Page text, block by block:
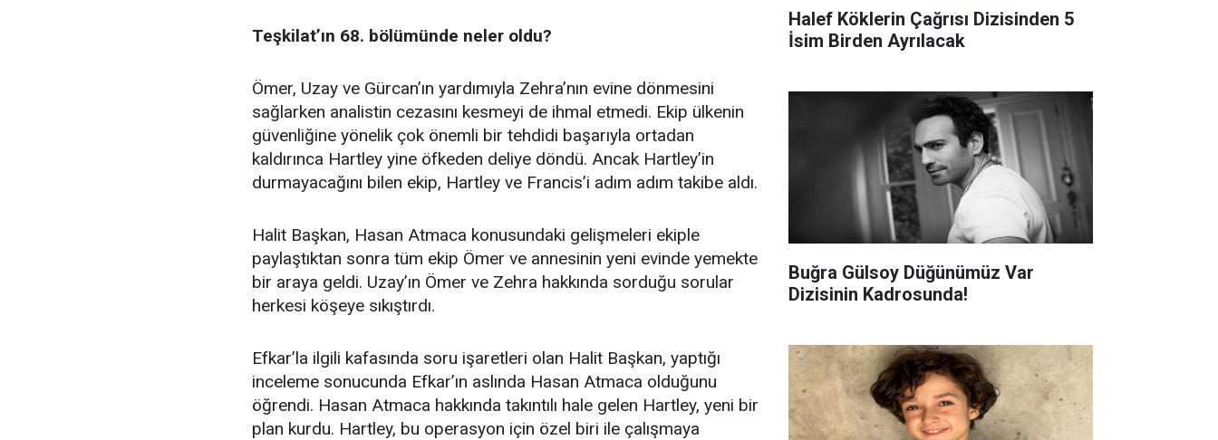
Teşkilat’ın 68. bölümünde neler oldu?
Ömer, Uzay ve Gürcan’ın yardımıyla Zehra’nın evine dönmesini
sağlarken analistin cezasını kesmeyi de ihmal etmedi. Ekip ülkenin
güvenliğine yönelik çok önemli bir tehdidi başarıyla ortadan
kaldırınca Hartley yine öfkeden deliye döndü. Ancak Hartley’in
durmayacağını bilen ekip, Hartley ve Francis’i adım adım takibe aldı.
Halit Başkan, Hasan Atmaca konusundaki gelişmeleri ekiple
paylaştıktan sonra tüm ekip Ömer ve annesinin yeni evinde yemekte
bir araya geldi. Uzay’ın Ömer ve Zehra hakkında sorduğu sorular
herkesi köşeye sıkıştırdı.
Efkar’la ilgili kafasında soru işaretleri olan Halit Başkan, yaptığı
inceleme sonucunda Efkar’ın aslında Hasan Atmaca olduğunu
öğrendi. Hasan Atmaca hakkında takıntılı hale gelen Hartley, yeni bir
plan kurdu. Hartley, bu operasyon için özel biri ile çalışmaya
Halef Köklerin Çağrısı Dizisinden 5
İsim Birden Ayrılacak
Buğra Gülsoy Düğünümüz Var
Dizisinin Kadrosunda!